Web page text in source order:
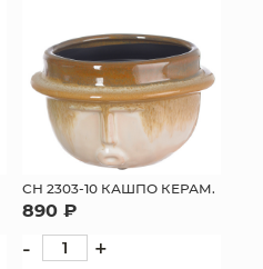
СН 2303-10 КАШПО КЕРАМ.
890 ₽
- +